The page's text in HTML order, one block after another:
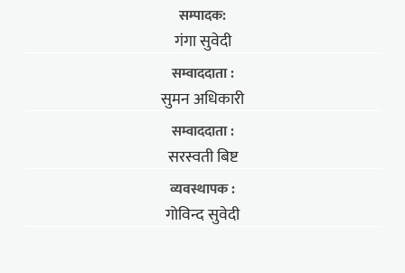
सम्पादक:
गंगा सुवेदी
सम्वाददाता :
सुमन अधिकारी
सम्वाददाता :
सरस्वती बिष्ट
व्यवस्थापक :
गोविन्द सुवेदी